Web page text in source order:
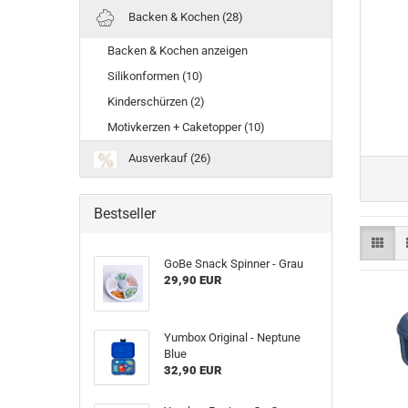
Backen & Kochen (28)
Backen & Kochen anzeigen
Silikonformen (10)
Kinderschürzen (2)
Motivkerzen + Caketopper (10)
Ausverkauf (26)
Bestseller
GoBe Snack Spinner - Grau
29,90 EUR
Yumbox Original - Neptune
Blue
32,90 EUR